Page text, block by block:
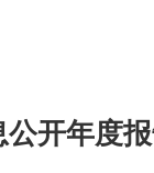
公开年度